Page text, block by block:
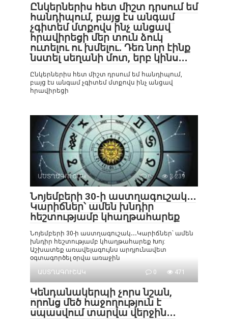
Ընկերներիս հետ միշտ դրսում եմ
հանդիպում, բայց էս անգամ
չգիտեմ մտքովս ինչ անցավ
հրավիրեցի մեր տուն ձուկ
ուտելու ու խմելու․ Դեռ նոր էինք
նստել սեղանի մոտ, երբ կինս․․․
Ընկերներիս հետ միշտ դրսում եմ հանդիպում,
բայց էս անգամ չգիտեմ մտքովս ինչ անցավ
հրավիրեցի
ԱՍՏՂԱԳՈՒՇԱԿ 0 3 239
Նոյեմբերի 30-ի աստղագուշակ․․․
Կարիճներ՝ ամեն խնդիր
հեշտությամբ կհաղթահարեք
Նոյեմբերի 30-ի աստղագուշակ․․․Կարիճներ՝ ամեն
խնդիր հեշտությամբ կհաղթահարեք Խոյ:
Աշխատեք առավելագույնս արդյունավետ
օգտագործել օրվա առաջին
ԱՍՏՂԱԳՈՒՇԱԿ
0 471
Կենդանակերպի չորս նշան,
որոնց մեծ հաջողություն է
սպասվում տարվա վերջին․․․